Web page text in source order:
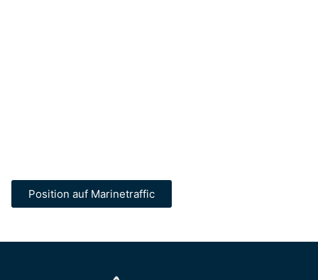
Position auf Marinetraffic